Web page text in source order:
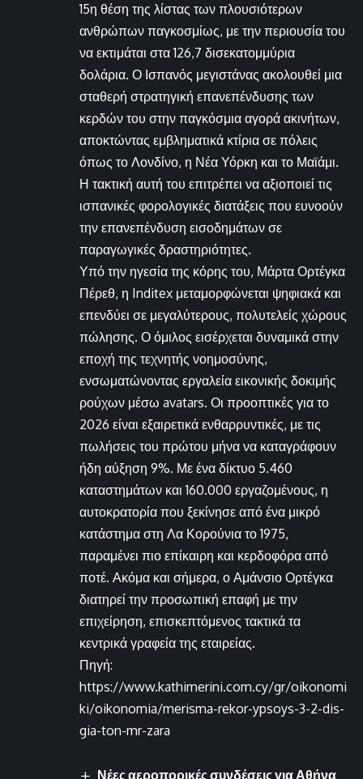
15η θέση της λίστας των πλουσιότερων
ανθρώπων παγκοσμίως, με την περιουσία του
να εκτιμάται στα 126,7 δισεκατομμύρια
δολάρια. Ο Ισπανός μεγιστάνας ακολουθεί μια
σταθερή στρατηγική επανεπένδυσης των
κερδών του στην παγκόσμια αγορά ακινήτων,
αποκτώντας εμβληματικά κτίρια σε πόλεις
όπως το Λονδίνο, η Νέα Υόρκη και το Μαϊάμι.
Η τακτική αυτή του επιτρέπει να αξιοποιεί τις
ισπανικές φορολογικές διατάξεις που ευνοούν
την επανεπένδυση εισοδημάτων σε
παραγωγικές δραστηριότητες.
Υπό την ηγεσία της κόρης του, Μάρτα Ορτέγκα
Πέρεθ, η Inditex μεταμορφώνεται ψηφιακά και
επενδύει σε μεγαλύτερους, πολυτελείς χώρους
πώλησης. Ο όμιλος εισέρχεται δυναμικά στην
εποχή της τεχνητής νοημοσύνης,
ενσωματώνοντας εργαλεία εικονικής δοκιμής
ρούχων μέσω avatars. Οι προοπτικές για το
2026 είναι εξαιρετικά ενθαρρυντικές, με τις
πωλήσεις του πρώτου μήνα να καταγράφουν
ήδη αύξηση 9%. Με ένα δίκτυο 5.460
καταστημάτων και 160.000 εργαζομένους, η
αυτοκρατορία που ξεκίνησε από ένα μικρό
κατάστημα στη Λα Κορούνια το 1975,
παραμένει πιο επίκαιρη και κερδοφόρα από
ποτέ. Ακόμα και σήμερα, ο Αμάνσιο Ορτέγκα
διατηρεί την προσωπική επαφή με την
επιχείρηση, επισκεπτόμενος τακτικά τα
κεντρικά γραφεία της εταιρείας.
Πηγή:
https://www.kathimerini.com.cy/gr/oikonomi
ki/oikonomia/merisma-rekor-ypsoys-3-2-dis-
gia-ton-mr-zara
Νέες αεροπορικές συνδέσεις για Αθήνα